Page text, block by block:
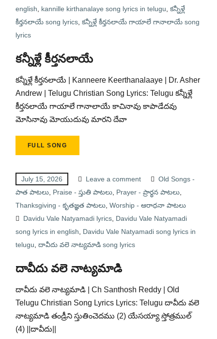
english
kannille kirthanalaye song lyrics in telugu కన్నీళ్లే
కీర్తనలాయే song lyrics, కన్నీళ్లే కీర్తనలాయే గాయాలే గానాలాయే song
lyrics
కన్నీళ్లే కీర్తనలాయే
కన్నీళ్లే కీర్తనలాయే | Kanneere Keerthanalaaye | Dr. Asher
Andrew | Telugu Christian Song Lyrics: Telugu కన్నీళ్లే
కీర్తనలాయే గాయాలే గానాలాయే కాచినావు కాపాడేదవు
మోసినావు మోయుదువు మారని దేవా
FULL SONG
July 15, 2026 Leave a comment
Old Songs -
పాత పాటలు, Praise - స్తుతి పాటలు, Prayer - ప్రార్థన పాటలు,
Thanksgiving - కృతజ్ఞత పాటలు, Worship - ఆరాధనా పాటలు
Davidu Vale Natyamadi lyrics, Davidu Vale Natyamadi
song lyrics in english
Davidu Vale Natyamadi song lyrics in
telugu దావీదు వలె నాట్యమాడి song lyrics
దావీదు వలె నాట్యమాడి
దావీదు వలె నాట్యమాడి | Ch Santhosh Reddy | Old
Telugu Christian Song Lyrics Lyrics: Telugu దావీదు వలె
నాట్యమాడి తండ్రీని స్తుతించెదము (2) యేసయ్యా స్తోత్రముల్‌
(4) ||దావీదు||